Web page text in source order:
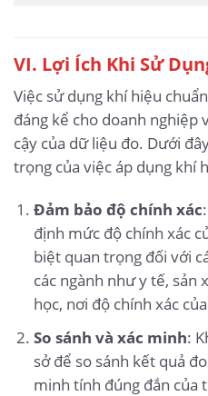
VI. Lợi Ích Khi Sử
Việc sử dụng khí hiệu
đáng kể cho doanh nghiệp
cậy của dữ liệu đo. Dưới
trọng của việc áp dụng khí
Đảm bảo độ chính xác
định mức độ chính xác
biệt quan trọng đối với
các ngành như y tế, sản
học, nơi độ chính xác
So sánh và xác minh:
sở để so sánh kết quả
minh tính đúng đắn của